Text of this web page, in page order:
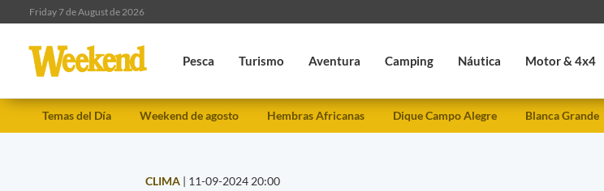
Friday 7 de August de 2026
Pesca Turismo Aventura Camping Náutica Motor & 4x4
Temas del Día Weekend de agosto Hembras Africanas Dique Campo Alegre Blanca Grande
CLIMA | 11-09-2024 20:00